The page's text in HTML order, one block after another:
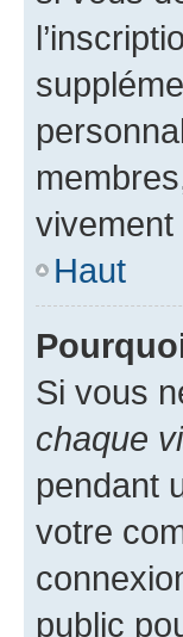
vivement
Haut
Si vous
chaque
pendant
votre
public